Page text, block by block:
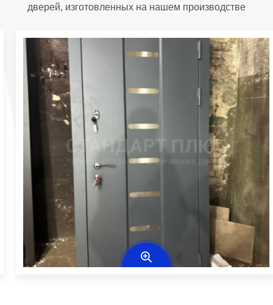
дверей, изготовленных на нашем производстве